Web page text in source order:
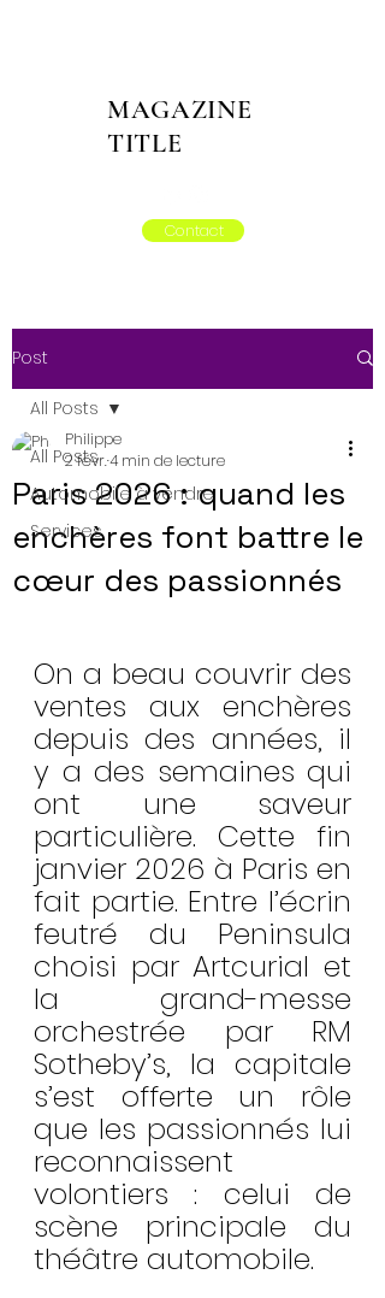
MAGAZINE
TITLE
Contact
Post
All Posts
Automobile à vendre
Services
All Posts
Paris 2026 : quand les
enchères font battre le
cœur des passionnés
Philippe
2 févr.4 min de lecture
On a beau couvrir des
ventes aux enchères
depuis des années, il
y a des semaines qui
ont une saveur
particulière. Cette fin
janvier 2026 à Paris en
fait partie. Entre l’écrin
feutré du Peninsula
choisi par Artcurial et
la grand-messe
orchestrée par RM
Sotheby’s, la capitale
s’est offerte un rôle
que les passionnés lui
reconnaissent
volontiers : celui de
scène principale du
théâtre automobile.